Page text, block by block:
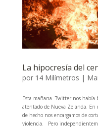
La hipocresía del
por 14 Milímetros |
Esta mañana Twitter nos había
atentado de Nueva Zelanda.
de hecho nos encargamos de
violencia. Pero